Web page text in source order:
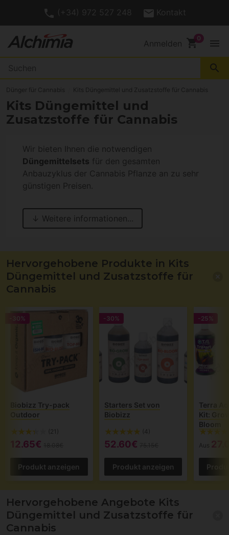
(+34) 972 527 248 Kontakt
Anmelden shopping_cart menu
search
Dünger für Cannabis Kits Düngemittel und Zusatzstoffe für Cannabis
Kits Düngemittel und
Zusatzstoffe für Cannabis
Wir bieten Ihnen die notwendigen
Düngemittelsets für den gesamten
Anbauzyklus der Cannabis Pflanze an zu sehr
günstigen Preisen.
Hervorgehobene Produkte in Kits
Düngemittel und Zusatzstoffe für
Cannabis
-30%
Biobizz Try-pack
Outdoor
(21)
12.65€
Produkt anzeigen
-30%
Starters Set von
Biobizz
(4)
52.60€
Produkt anzeigen
-25%
Terra
Kit:
Bloom
Aus
Hervorgehobene Angebote Kits
Düngemittel und Zusatzstoffe für
Cannabis